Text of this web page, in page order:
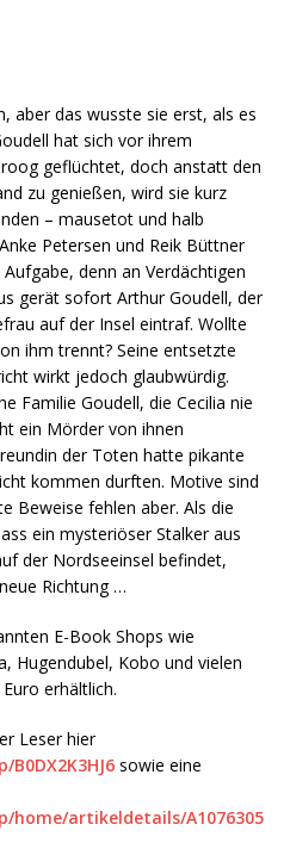
aber das wusste sie erst, als es
hat sich vor ihrem
geflüchtet, doch anstatt den
zu genießen, wird sie kurz
– mausetot und halb
Petersen und Reik Büttner
denn an Verdächtigen
gerät sofort Arthur Goudell, der
auf der Insel eintraf. Wollte
ihm trennt? Seine entsetzte
wirkt jedoch glaubwürdig.
Familie Goudell, die Cecilia nie
ein Mörder von ihnen
der Toten hatte pikante
kommen durften. Motive sind
Beweise fehlen aber. Als die
ein mysteriöser Stalker aus
der Nordseeinsel befindet,
Richtung …
E-Book Shops wie
Hugendubel, Kobo und vielen
erhältlich.
Leser hier
sowie eine
home/artikeldetails/A1076305